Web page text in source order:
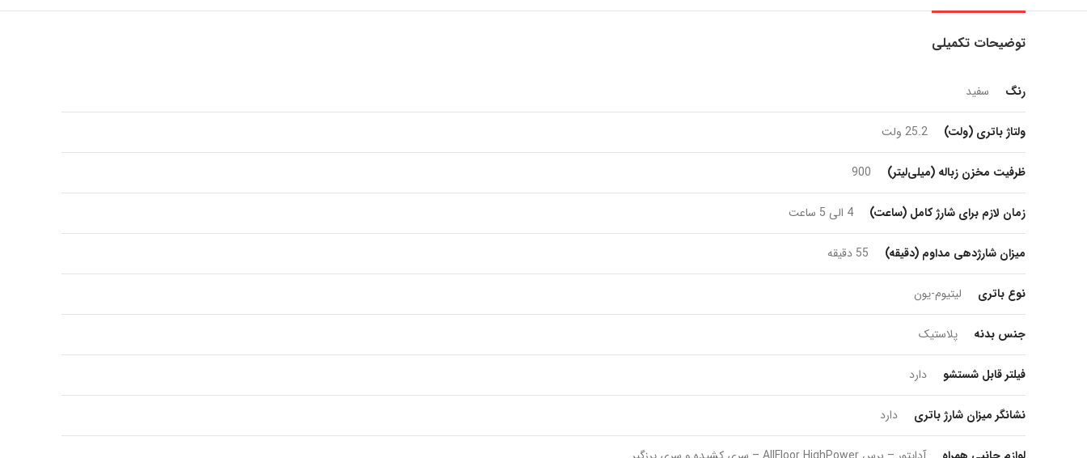
توضیحات تکمیلی
رنگ سفید
ولتاژ باتری (ولت) 25.2 ولت
ظرفیت مخزن زباله (میلی‌لیتر) 900
زمان لازم برای شارژ کامل (ساعت) 4 الی 5 ساعت
میزان شارژدهی مداوم (دقیقه) 55 دقیقه
نوع باتری لیتیوم-یون
جنس بدنه پلاستیک
فیلتر قابل شستشو دارد
نشانگر میزان شارژ باتری دارد